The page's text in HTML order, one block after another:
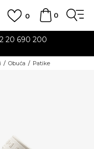
0
0
20 690 200
Obuća Patike